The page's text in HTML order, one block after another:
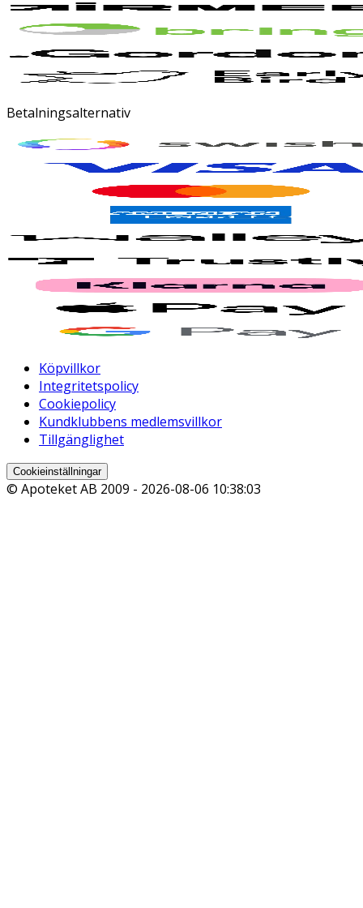
Betalningsalternativ
Köpvillkor
Integritetspolicy
Cookiepolicy
Kundklubbens medlemsvillkor
Tillgänglighet
Cookieinställningar
© Apoteket AB 2009 - 2026-08-06 10:38:03